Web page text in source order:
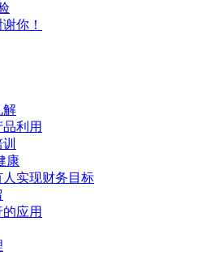
你！
解
利用
康
实现财务目标
应用